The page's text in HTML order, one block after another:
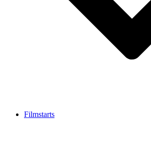
Filmstarts